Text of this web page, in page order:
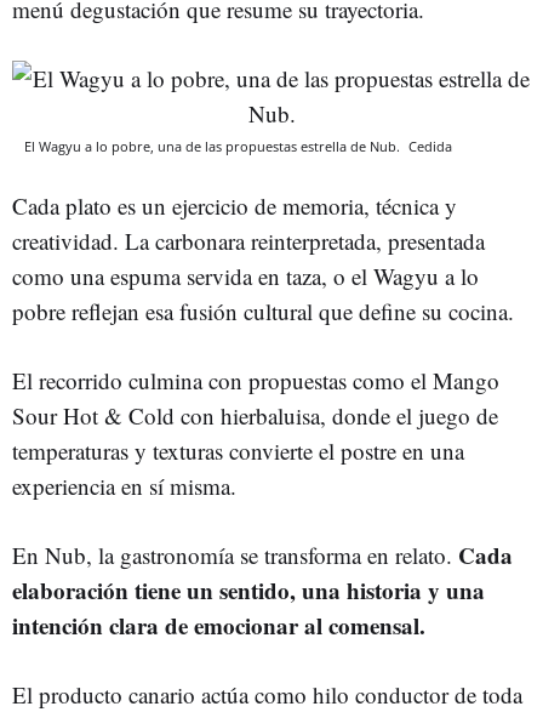
menú degustación que resume su trayectoria.
El Wagyu a lo pobre, una de las propuestas estrella de Nub. Cedida
Cada plato es un ejercicio de memoria, técnica y
creatividad. La carbonara reinterpretada, presentada
como una espuma servida en taza, o el Wagyu a lo
pobre reflejan esa fusión cultural que define su cocina.
El recorrido culmina con propuestas como el Mango
Sour Hot & Cold con hierbaluisa, donde el juego de
temperaturas y texturas convierte el postre en una
experiencia en sí misma.
En Nub, la gastronomía se transforma en relato. Cada
elaboración tiene un sentido, una historia y una
intención clara de emocionar al comensal.
El producto canario actúa como hilo conductor de toda